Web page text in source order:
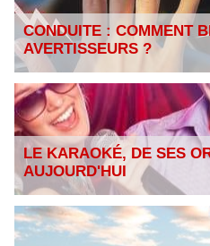
CONDUITE : COMMENT
AVERTISSEURS ?
LE KARAOKÉ, DE SES
AUJOURD'HUI